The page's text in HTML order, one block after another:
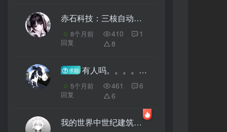
赤石科技：三核自动合成机
8个月前
回复
410
1
8
求助 有人吗。。。。。。。。
5个月前
回复
461
6
6
我的世界中世纪建筑教程：矿坑营地（我的世界投影）——做一个有仪式感的专业矿工！